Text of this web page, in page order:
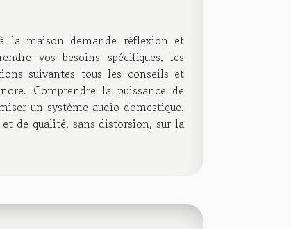
la maison demande réflexion et
vos besoins spécifiques, les
suivantes tous les conseils et
Comprendre la puissance de
un système audio domestique.
de qualité, sans distorsion, sur la